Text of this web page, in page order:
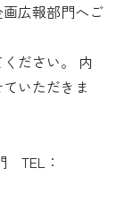
せ内容につ
に利用さ
よび外部
目的の範
場合があ
広報部門へご
ださい。 内
いただきま
TEL：